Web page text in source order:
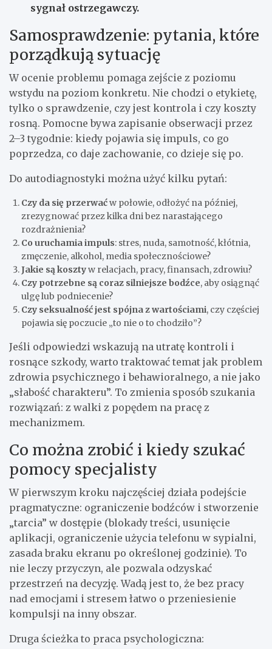
sygnał ostrzegawczy.
Samosprawdzenie: pytania, które
porządkują sytuację
W ocenie problemu pomaga zejście z poziomu
wstydu na poziom konkretu. Nie chodzi o etykietę,
tylko o sprawdzenie, czy jest kontrola i czy koszty
rosną. Pomocne bywa zapisanie obserwacji przez
2–3 tygodnie: kiedy pojawia się impuls, co go
poprzedza, co daje zachowanie, co dzieje się po.
Do autodiagnostyki można użyć kilku pytań:
Czy da się przerwaćw połowie, odłożyć na później,
zrezygnować przez kilka dni bez narastającego
rozdrażnienia?
Co uruchamia impuls: stres, nuda, samotność, kłótnia,
zmęczenie, alkohol, media społecznościowe?
Jakie są kosztyw relacjach, pracy, finansach, zdrowiu?
Czy potrzebne są coraz silniejsze bodźce, aby osiągnąć
ulgę lub podniecenie?
Czy seksualność jest spójna z wartościami, czy częściej
pojawia się poczucie „to nie o to chodziło”?
Jeśli odpowiedzi wskazują na utratę kontroli i
rosnące szkody, warto traktować temat jak problem
zdrowia psychicznego i behawioralnego, a nie jako
„słabość charakteru”. To zmienia sposób szukania
rozwiązań: z walki z popędem na pracę z
mechanizmem.
Co można zrobić i kiedy szukać
pomocy specjalisty
W pierwszym kroku najczęściej działa podejście
pragmatyczne: ograniczenie bodźców i stworzenie
„tarcia” w dostępie (blokady treści, usunięcie
aplikacji, ograniczenie użycia telefonu w sypialni,
zasada braku ekranu po określonej godzinie). To
nie leczy przyczyn, ale pozwala odzyskać
przestrzeń na decyzję. Wadą jest to, że bez pracy
nad emocjami i stresem łatwo o przeniesienie
kompulsji na inny obszar.
Druga ścieżka to praca psychologiczna: